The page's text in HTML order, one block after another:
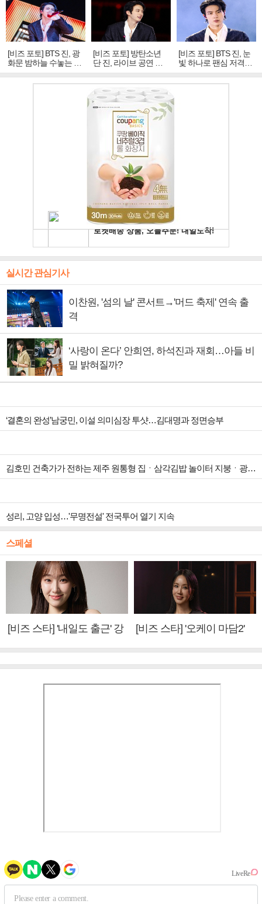
[비즈 포토] BTS 진, 광
화문 밤하늘 수놓는 '비
주얼 킹'의 열창
[비즈 포토] 방탄소년
단 진, 라이브 공연 중
빛나는 독보적 아우라
[비즈 포토] BTS 진, 눈
빛 하나로 팬심 저격…
독보적 카리스마
실시간 관심기사
이찬원, '섬의 날' 콘서트→'머드 축제' 연속 출
격
‘사랑이 온다’ 안희연, 하석진과 재회…아들 비
밀 밝혀질까?
‘결혼의 완성’남궁민, 이설 의미심장 투샷…김대명과 정면승부
김호민 건축가가 전하는 제주 원통형 집ㆍ삼각김밥 놀이터 지붕ㆍ광주 ‘백소헌’ 등 하나뿐인 지붕(건축탐구 집)
성리, 고양 입성…'무명전설' 전국투어 열기 지속
스페셜
[비즈 스타] '내일도 출근' 강
[비즈 스타] '오케이 마담2'